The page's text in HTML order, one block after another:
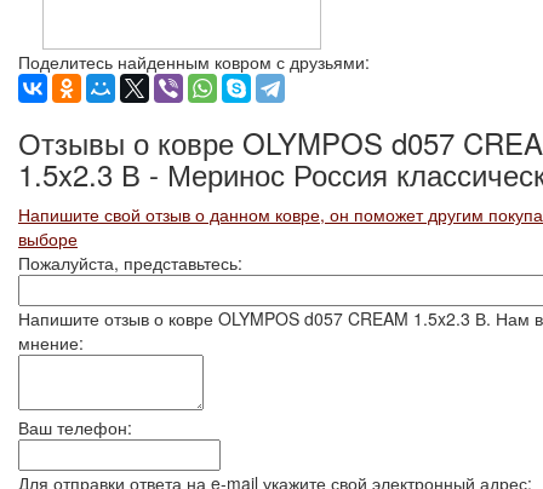
Поделитесь найденным ковром с друзьями:
Отзывы о ковре OLYMPOS d057
1.5x2.3 В - Меринос Россия
Напишите свой отзыв о данном ковре, он поможет другим
выборе
Пожалуйста, представьтесь:
Напишите отзыв о ковре OLYMPOS d057 CREAM 1.5x2.3 В. Нам
мнение:
Ваш телефон:
Для отправки ответа на e-mail укажите свой электронный адрес: